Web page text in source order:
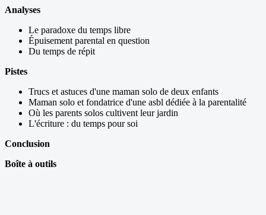
Analyses
Le paradoxe du temps libre
Épuisement parental en question
Du temps de répit
Pistes
Trucs et astuces d'une maman solo de deux enfants
Maman solo et fondatrice d'une asbl dédiée à la parentalité
Où les parents solos cultivent leur jardin
L'écriture : du temps pour soi
Conclusion
Boîte à outils